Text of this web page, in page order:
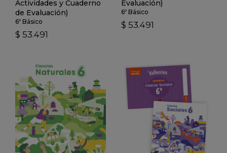
Actividades y Cuaderno
de Evaluación)
6º Básico
$ 53.491
Evaluación)
6º Básico
$ 53.491
VER DETALLES VER DETALLES